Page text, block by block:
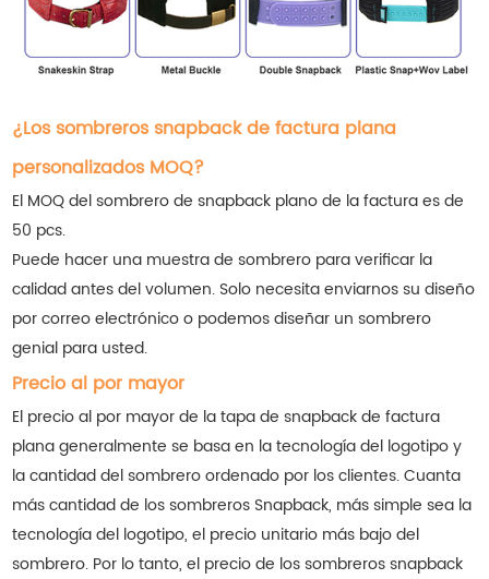
¿Los sombreros snapback de factura plana
personalizados MOQ?
El MOQ del sombrero de snapback plano de la factura es de
50 pcs.
Puede hacer una muestra de sombrero para verificar la
calidad antes del volumen. Solo necesita enviarnos su diseño
por correo electrónico o podemos diseñar un sombrero
genial para usted.
Precio al por mayor
El precio al por mayor de la tapa de snapback de factura
plana generalmente se basa en la tecnología del logotipo y
la cantidad del sombrero ordenado por los clientes. Cuanta
más cantidad de los sombreros Snapback, más simple sea la
tecnología del logotipo, el precio unitario más bajo del
sombrero. Por lo tanto, el precio de los sombreros snapback